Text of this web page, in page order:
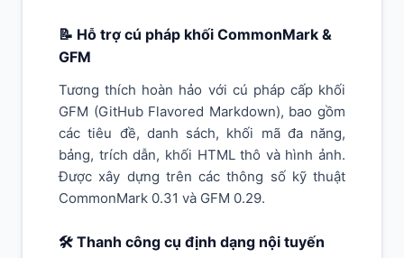
📝 Hỗ trợ cú pháp khối CommonMark &
GFM
Tương thích hoàn hảo với cú pháp cấp khối
GFM (GitHub Flavored Markdown), bao gồm
các tiêu đề, danh sách, khối mã đa năng,
bảng, trích dẫn, khối HTML thô và hình ảnh.
Được xây dựng trên các thông số kỹ thuật
CommonMark 0.31 và GFM 0.29.
🛠️ Thanh công cụ định dạng nội tuyến